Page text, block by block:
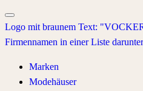
Marken
Modehäuser